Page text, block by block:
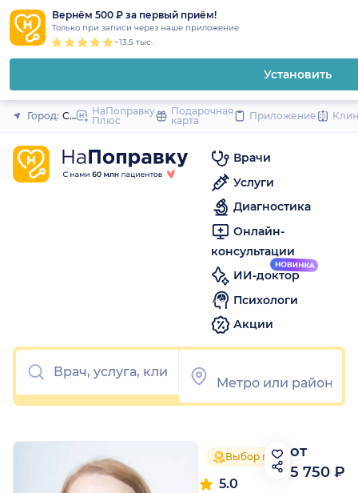
Вернём 500 ₽ за первый приём!
Только при записи через наше приложение
~13.5 тыс.
Установить
Закрыть
Город: Санкт-Петербург
НаПоправку
Плюс
Подарочная
карта
Приложение
Врачи
Услуги
Диагностика
Онлайн-
консультации
ИИ-доктор
Психологи
Акции
Выбор пациентов 2025
5.0
от
5 750 ₽